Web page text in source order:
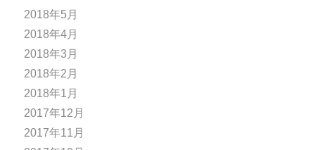
2018年5月
2018年4月
2018年3月
2018年2月
2018年1月
2017年12月
2017年11月